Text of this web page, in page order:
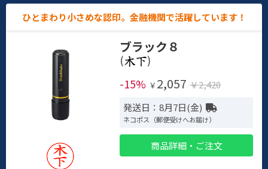
ひとまわり小さめな認印。金融機関で活躍しています！
ブラック８
(
)
-15% ￥ 2,057 ￥2,420
発送日：8月7日(金)
ネコポス（郵便受けへお届け）
商品詳細・ご注文